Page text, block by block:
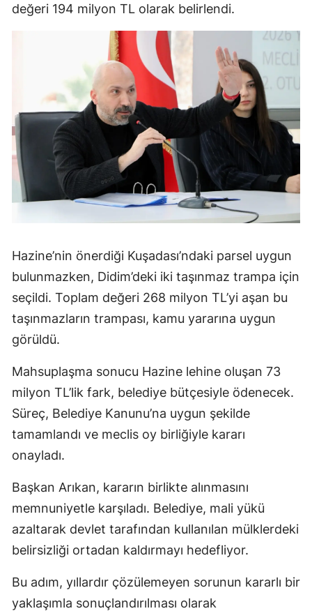
değeri 194 milyon TL olarak belirlendi.
Hazine’nin önerdiği Kuşadası’ndaki parsel uygun
bulunmazken, Didim’deki iki taşınmaz trampa için
seçildi. Toplam değeri 268 milyon TL’yi aşan bu
taşınmazların trampası, kamu yararına uygun
görüldü.
Mahsuplaşma sonucu Hazine lehine oluşan 73
milyon TL’lik fark, belediye bütçesiyle ödenecek.
Süreç, Belediye Kanunu’na uygun şekilde
tamamlandı ve meclis oy birliğiyle kararı
onayladı.
Başkan Arıkan, kararın birlikte alınmasını
memnuniyetle karşıladı. Belediye, mali yükü
azaltarak devlet tarafından kullanılan mülklerdeki
belirsizliği ortadan kaldırmayı hedefliyor.
Bu adım, yıllardır çözülemeyen sorunun kararlı bir
yaklaşımla sonuçlandırılması olarak